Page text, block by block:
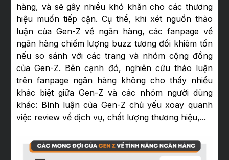
hàng, và sẽ gây nhiều khó khăn cho các thương
hiệu muốn tiếp cận. Cụ thể, khi xét nguồn thảo
luận của Gen-Z về ngân hàng, các fanpage về
ngân hàng chiếm lượng buzz tương đối khiêm tốn
nếu so sánh với các trang và nhóm cộng đồng
của Gen-Z. Bên cạnh đó, nghiên cứu thảo luận
trên fanpage ngân hàng không cho thấy nhiều
khác biệt giữa Gen-Z và các nhóm người dùng
khác: Bình luận của Gen-Z chủ yếu xoay quanh
việc review về dịch vụ, chất lượng thương hiệu,...